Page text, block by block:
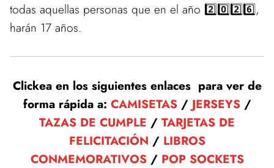
todas aquellas personas que en el año 2️⃣0️⃣2️⃣6️⃣,
harán 17 años.
Clickea en los siguientes enlaces para ver de
forma rápida a: CAMISETAS/ JERSEYS/
TAZAS DE CUMPLE / TARJETAS DE
FELICITACIÓN / LIBROS
CONMEMORATIVOS/ POP SOCKETS